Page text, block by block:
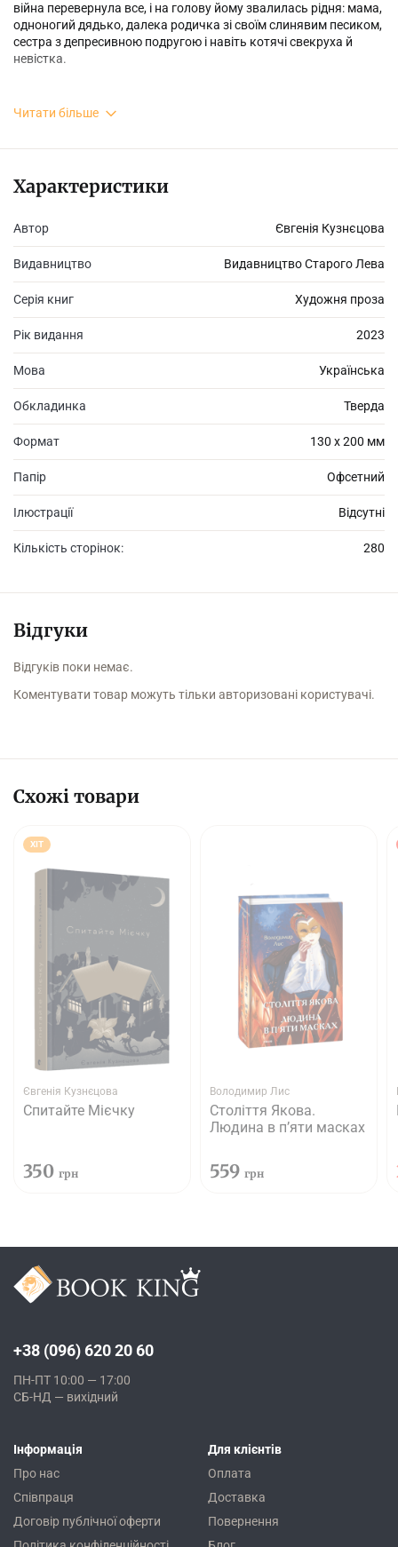
війна перевернула все, і на голову йому звалилась рідня: мама,
одноногий дядько, далека родичка зі своїм слинявим песиком,
сестра з депресивною подругою і навіть котячі свекруха й
невістка.
намагаються в чужій країні створити свою тимчасову домівку
із запахом помідорів. Тут є та нестерпна простота повсякдення
ними. Вона — як та драбина, яка має багато щаблів, висот і
вимірів.
Читати більше
Характеристики
Автор Євгенія Кузнєцова
Видавництво Видавництво Старого Лева
Серія книг Художня проза
Рік видання 2023
Мова Українська
Обкладинка Тверда
Формат 130 х 200 мм
Папір Офсетний
Ілюстрації Відсутні
Кількість сторінок: 280
Відгуки
Відгуків поки немає.
Коментувати товар можуть тільки авторизовані користувачі.
Схожі товари
ХІТ
Євгенія Кузнєцова
Спитайте Мієчку
350 грн
Володимир Лис
Століття Якова.
Людина в п’яти масках
559 грн
+38 (096) 620 20 60
ПН-ПТ 10:00 — 17:00
СБ-НД — вихідний
Інформація
Про нас
Співпраця
Договір публічної оферти
Для клієнтів
Оплата
Доставка
Повернення